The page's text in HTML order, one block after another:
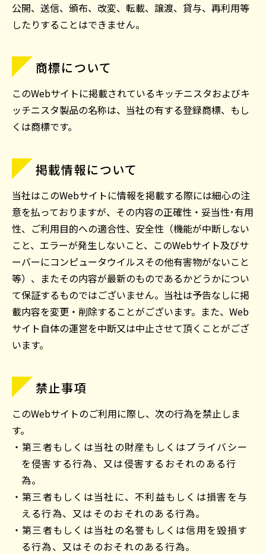
公開、送信、頒布、改変、転載、譲渡、貸与、再利用等
したりすることはできません。
商標について
このWebサイトに掲載されているキッチニスタおよびキ
ッチニスタ製品の名称は、当社の有する登録商標、もし
くは商標です。
掲載情報について
当社はこのWebサイトに情報を掲載する際には細心の注
意を払っておりますが、その内容の正確性・妥当性･有用
性、ご利用目的への適合性、安全性（機能が中断しない
こと、エラーが発生しないこと、このWebサイト及びサ
ーバーにコンピュータウイルスその他有害物がないこと
等）、またその内容が最新のものであるかどうかについ
て保証するものではございません。当社は予告なしに掲
載内容を変更・削除することがございます。また、Web
サイト自体の運営を中断又は中止させて頂くことがござ
います。
禁止事項
このWebサイトのご利用に際し、次の行為を禁止しま
す。
・第三者もしくは当社の財産もしくはプライバシー
を侵害する行為、又は侵害するおそれのある行
為。
・第三者もしくは当社に、不利益もしくは損害を与
える行為、又はそのおそれのある行為。
・第三者もしくは当社の名誉もしくは信用を毀損す
る行為、又はそのおそれのある行為。